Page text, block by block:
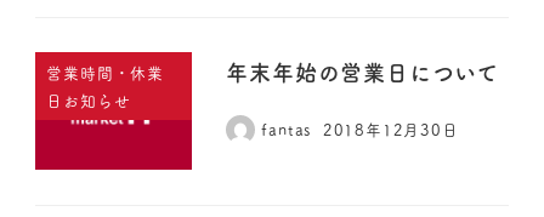
営業時間・休業
日お知らせ
年末年始の営業日について
fantas 2018年12月30日